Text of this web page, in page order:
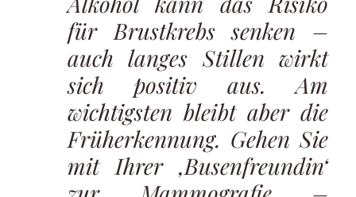
für Brustkrebs senken –
auch langes ­Stillen wirkt
sich ­positiv aus. Am
wichtigsten bleibt aber die
Früh­erkennung. Gehen Sie
mit Ihrer ‚Busenfreundin‘